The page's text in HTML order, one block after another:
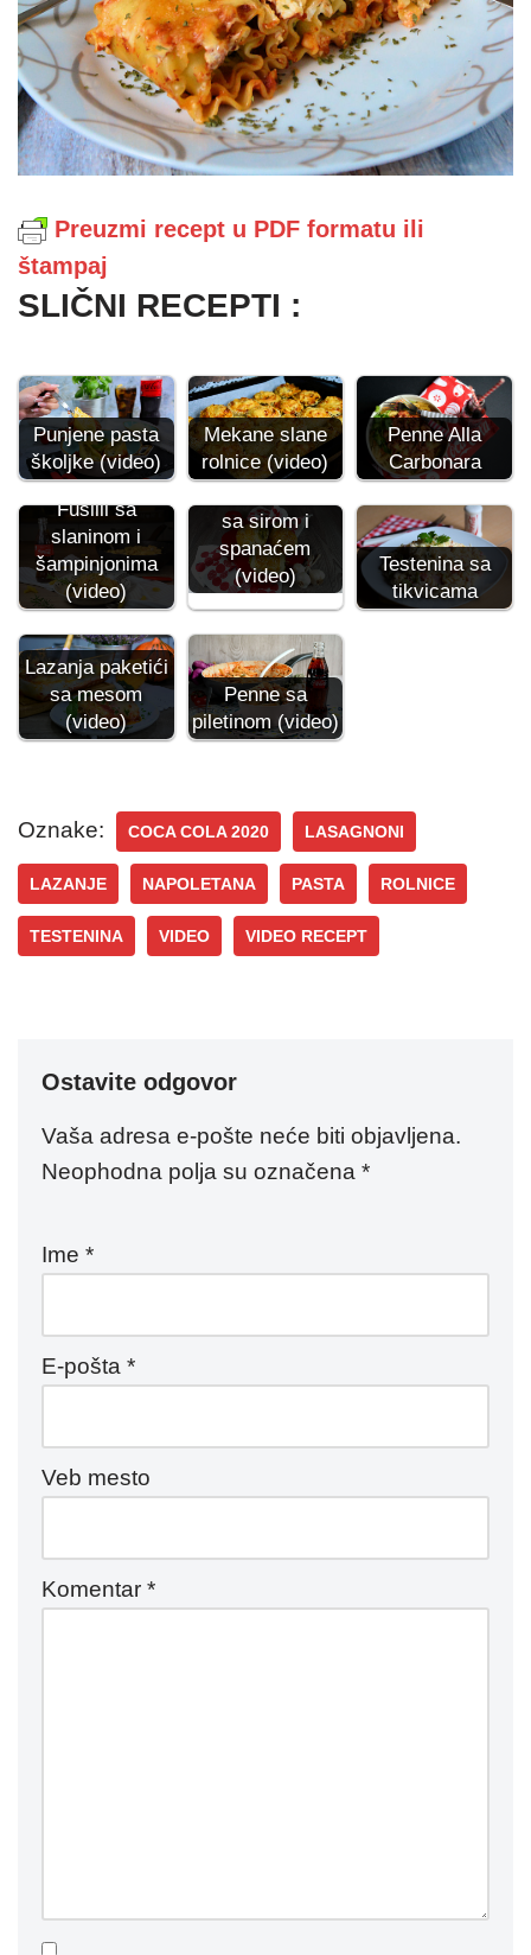
Preuzmi recept u PDF formatu ili
štampaj
SLIČNI RECEPTI :
Punjene pasta
školjke (video)
Mekane slane
rolnice (video)
Penne Alla
Carbonara
Fusilli sa
slaninom i
šampinjonima
(video)
sa sirom i
spanaćem
(video)
Testenina sa
tikvicama
Lazanja paketići
sa mesom
(video)
Penne sa
piletinom (video)
Oznake: COCA COLA 2020 LASAGNONI
LAZANJE NAPOLETANA PASTA ROLNICE
TESTENINA VIDEO VIDEO RECEPT
Ostavite odgovor
Vaša adresa e-pošte neće biti objavljena.
Neophodna polja su označena *
Ime *
E-pošta *
Veb mesto
Komentar *